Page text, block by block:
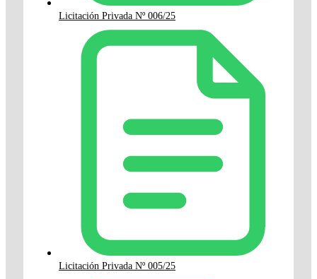
Licitación Privada Nº 006/25
Licitación Privada Nº 005/25